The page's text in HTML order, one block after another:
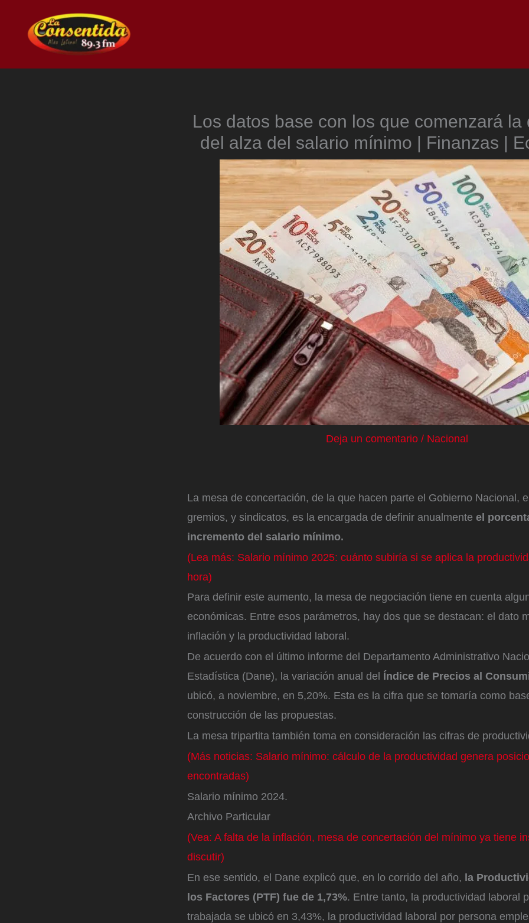
contenido
Los datos base con los que comenzará la
del alza del salario mínimo | Finanzas |
Deja un comentario / Nacional
La mesa de concertación, de la que hacen parte el Gobierno Nacional,
gremios, y sindicatos, es la encargada de definir anualmente el
incremento del salario mínimo.
(Lea más: Salario mínimo 2025: cuánto subiría si se aplica la
hora)
Para definir este aumento, la mesa de negociación tiene en cuenta
económicas. Entre esos parámetros, hay dos que se destacan: el dato
inflación y la productividad laboral.
De acuerdo con el último informe del Departamento Administrativo
Estadística (Dane), la variación anual del Índice de Precios al
ubicó, a noviembre, en 5,20%. Esta es la cifra que se tomaría como
construcción de las propuestas.
La mesa tripartita también toma en consideración las cifras de
(Más noticias: Salario mínimo: cálculo de la productividad genera
encontradas)
Salario mínimo 2024.
Archivo Particular
(Vea: A falta de la inflación, mesa de concertación del mínimo ya tiene
discutir)
En ese sentido, el Dane explicó que, en lo corrido del año, la
los Factores (PTF) fue de 1,73%. Entre tanto, la productividad laboral
trabajada se ubicó en 3,43%, la productividad laboral por persona